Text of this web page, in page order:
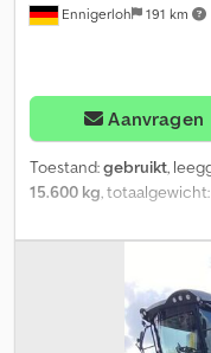
Ennigerloh 191 km
Aanvragen
Toestand:gebruikt,
15.600 kg , totaalgewicht:
laadruimtebreedte:
,
,
geen,
Contactpersoon